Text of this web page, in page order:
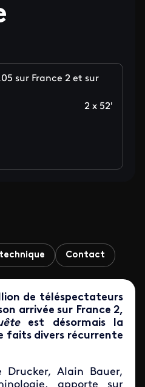
sur France 2 et sur
2 x 52'
Jouannet et Malèvre' sur
- Affaires Jouannet et Malèvre' sur X
l'enquête - Affaires Jouannet et Malèvre'
Contact
de téléspectateurs
arrivée sur France 2,
est désormais la
faits divers récurrente
Alain Bauer,